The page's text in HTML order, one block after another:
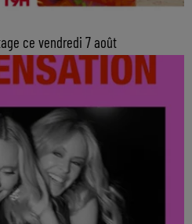
ce vendredi 7 août